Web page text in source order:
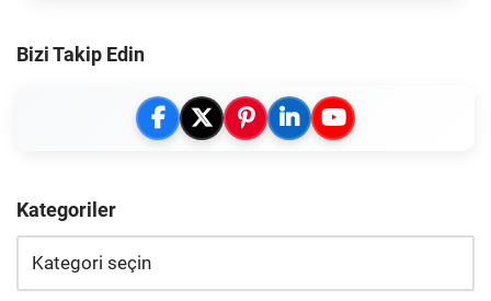
Bizi Takip Edin
Kategoriler